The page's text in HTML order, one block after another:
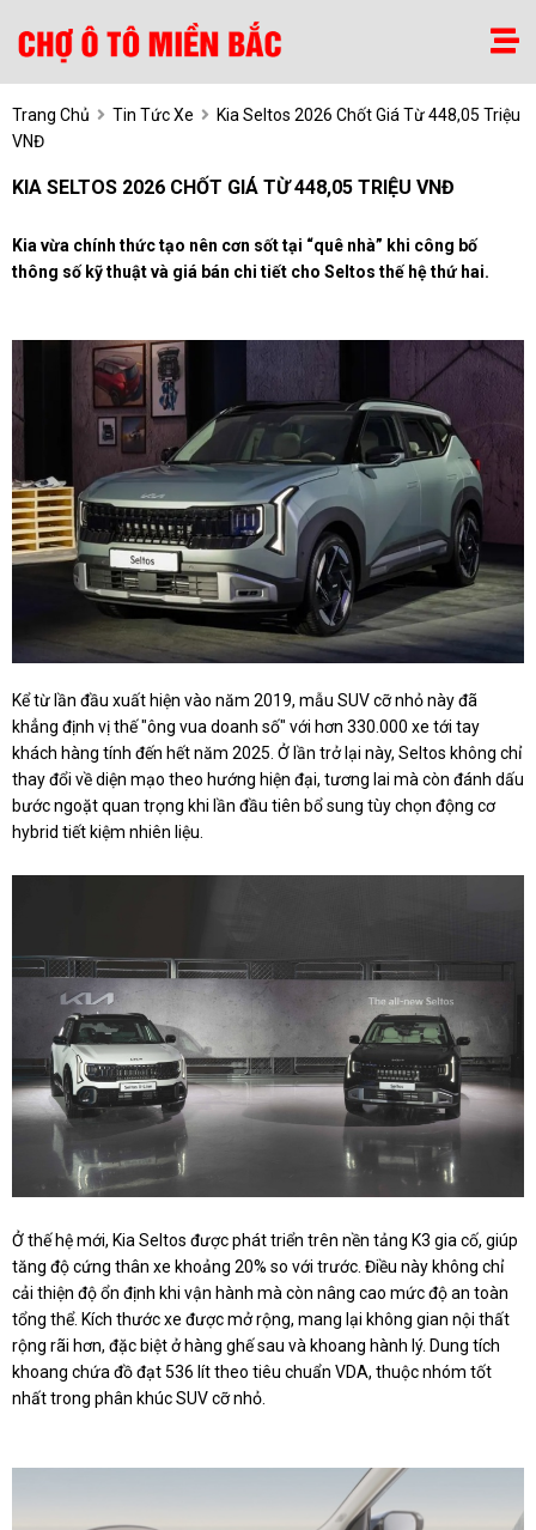
Trang Chủ Tin Tức Xe
Kia Seltos 2026 Chốt Giá Từ 448,05 Triệu
VNĐ
KIA SELTOS 2026 CHỐT GIÁ TỪ 448,05 TRIỆU VNĐ
Kia vừa chính thức tạo nên cơn sốt tại “quê nhà” khi công bố
thông số kỹ thuật và giá bán chi tiết cho Seltos thế hệ thứ hai.
Kể từ lần đầu xuất hiện vào năm 2019, mẫu SUV cỡ nhỏ này đã
khẳng định vị thế "ông vua doanh số" với hơn 330.000 xe tới tay
khách hàng tính đến hết năm 2025. Ở lần trở lại này, Seltos không chỉ
thay đổi về diện mạo theo hướng hiện đại, tương lai mà còn đánh dấu
bước ngoặt quan trọng khi lần đầu tiên bổ sung tùy chọn động cơ
hybrid tiết kiệm nhiên liệu.
Ở thế hệ mới, Kia Seltos được phát triển trên nền tảng K3 gia cố, giúp
tăng độ cứng thân xe khoảng 20% so với trước. Điều này không chỉ
cải thiện độ ổn định khi vận hành mà còn nâng cao mức độ an toàn
tổng thể. Kích thước xe được mở rộng, mang lại không gian nội thất
rộng rãi hơn, đặc biệt ở hàng ghế sau và khoang hành lý. Dung tích
khoang chứa đồ đạt 536 lít theo tiêu chuẩn VDA, thuộc nhóm tốt
nhất trong phân khúc SUV cỡ nhỏ.